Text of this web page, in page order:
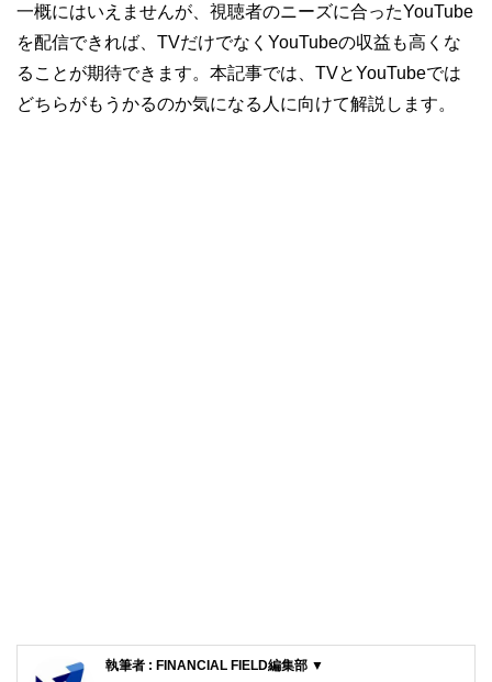
一概にはいえませんが、視聴者のニーズに合ったYouTube
を配信できれば、TVだけでなくYouTubeの収益も高くな
ることが期待できます。本記事では、TVとYouTubeでは
どちらがもうかるのか気になる人に向けて解説します。
執筆者 : FINANCIAL FIELD編集部 ▼